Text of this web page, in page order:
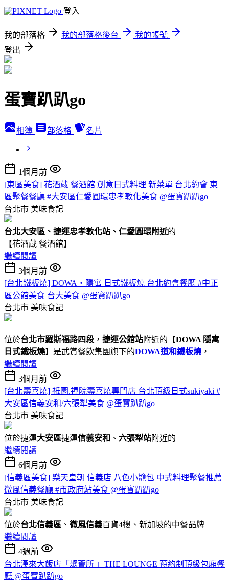
登入
我的部落格 我的部落格後台
我的帳號
登出
蛋寶趴趴go
相簿 部落格 名片
1個月前
[東區美食] 花酒蔵 餐酒館 創意日式料理 新菜單 台北約會 東
區聚餐餐廳 #大安區仁愛圓環忠孝敦化美食 @蛋寶趴趴go
台北市 美味食記
台北大安區、捷運忠孝敦化站、仁愛圓環附近的
【花酒蔵 餐酒館】
繼續閱讀
3個月前
[台北鐵板燒] DOWA・隱寓 日式鐵板燒 台北約會餐廳 #中正
區公館美食 台大美食 @蛋寶趴趴go
台北市 美味食記
位於台北市羅斯福路四段 ， 捷運公館站附近的【DOWA 隱寓
日式鐵板燒】是武賞餐飲集團旗下的DOWA道和鐵板燒 ，
繼續閱讀
3個月前
[台北壽喜燒] 祇園.禪院壽喜燒專門店 台北頂級日式sukiyaki #
大安區信義安和/六張犁美食 @蛋寶趴趴go
台北市 美味食記
位於捷運大安區捷運信義安和 、 六張犁站附近的
繼續閱讀
6個月前
[信義區美食] 樂天皇朝 信義店 八色小籠包 中式料理聚餐推薦
微風信義餐廳 #市政府站美食 @蛋寶趴趴go
台北市 美味食記
位於台北信義區 、 微風信義百貨4樓、新加坡的中餐品牌
繼續閱讀
4週前
台北漢來大飯店「聚薈所 」THE LOUNGE 預約制頂級包廂餐
廳 @蛋寶趴趴go